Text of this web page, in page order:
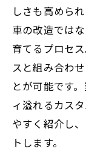
しさも高めら
車の改造では
育てるプロセ
スと組み合わ
とが可能です
ィ溢れるカス
やすく紹介し
トします。